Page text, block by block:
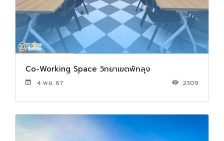
Co-Working Space วิทยาเขตพัทลุง
4 พ.ย. 67 2309